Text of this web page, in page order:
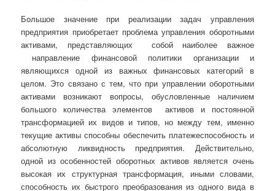
Большое значение при реализации задач управления
предприятия приобретает проблема управления оборотными
активами, представляющих собой наиболее важное
направление финансовой политики организации и
являющихся одной из важных финансовых категорий в
целом. Это связано с тем, что при управлении оборотными
активами возникают вопросы, обусловленные наличием
большого количества элементов активов и постоянной
трансформацией их видов и типов, но между тем, именно
текущие активы способны обеспечить платежеспособность и
абсолютную ликвидность предприятия. Действительно,
одной из особенностей оборотных активов является очень
высокая их структурная трансформация, иными словами,
способность их быстрого преобразования из одного вида в